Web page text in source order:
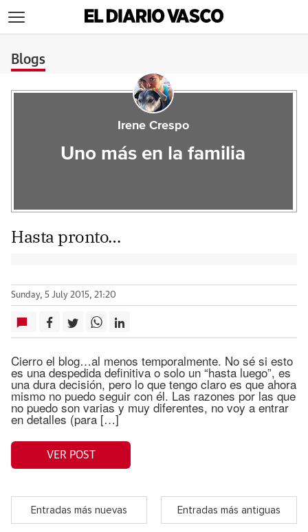
Blogs
Irene Crespo
Uno más en la familia
Hasta pronto…
Sunday, 5 July 2015, 21:20
Cierro el blog…al menos temporalmente. No sé si esto
es una despedida definitiva o solo un “hasta luego”, es
una dura decisión, pero lo que tengo claro es que ahora
mismo no puedo seguir con él. Las razones por las que
no puedo son varias y muy diferentes, no voy a entrar
en detalles (para […]
VER POST
Entradas más nuevas Entradas más antiguas